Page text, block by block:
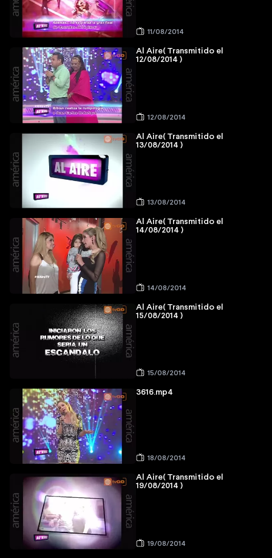
11/08/2014
Al Aire( Transmitido el
12/08/2014 )
12/08/2014
Al Aire( Transmitido el
13/08/2014 )
13/08/2014
Al Aire( Transmitido el
14/08/2014 )
14/08/2014
Al Aire( Transmitido el
15/08/2014 )
15/08/2014
3616.mp4
18/08/2014
Al Aire( Transmitido el
19/08/2014 )
19/08/2014